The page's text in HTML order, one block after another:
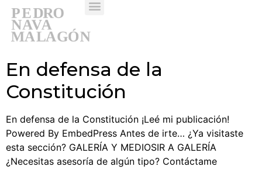
En defensa de la
Constitución
En defensa de la Constitución ¡Leé mi publicación!
Powered By EmbedPress Antes de irte… ¿Ya visitaste
esta sección? GALERÍA Y MEDIOSIR A GALERÍA
¿Necesitas asesoría de algún tipo? Contáctame